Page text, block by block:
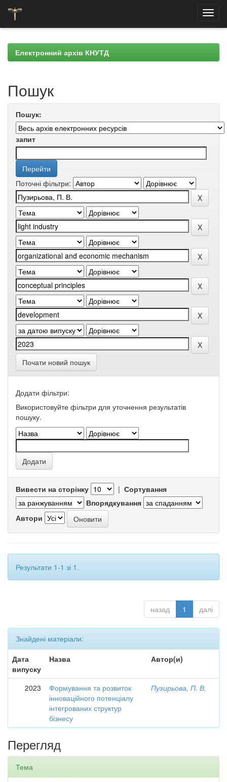
navigationЕлектронний архів КНУТД
Пошук
Пошук:
запит
Поточні фільтри:
Почати новий пошук
Додати фільтри:
Використовуйте фільтри для уточнення результатів
пошуку.
Вивести на сторінку | Сортування
Впорядкування
Автори
Результати 1-1 зі 1.
назад 1 далі
Знайдені матеріали:
Дата
випуску
Назва Автор(и)
2023
Формування та розвиток
інноваційного потенціалу
інтегрованих структур
бізнесу
Пузирьова, П. В.
Перегляд
Тема